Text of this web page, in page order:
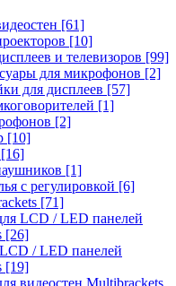
[61]
[10]
и телевизоров [99]
для микрофонов [2]
для дисплеев [57]
[1]
[2]
[10]
[16]
[1]
с регулировкой [6]
[71]
LCD / LED панелей
[26]
/ LED панелей
[19]
видеостен Multibrackets